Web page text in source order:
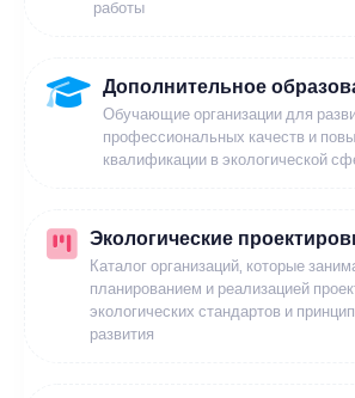
работы
Дополнительное
Обучающие организации для
профессиональных качеств и
квалификации в экологической
Экологические
Каталог организаций, которые
планированием и реализацией
экологических стандартов и
развития